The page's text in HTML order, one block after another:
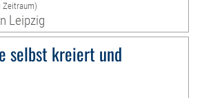
Zeitraum)
Leipzig
selbst kreiert und